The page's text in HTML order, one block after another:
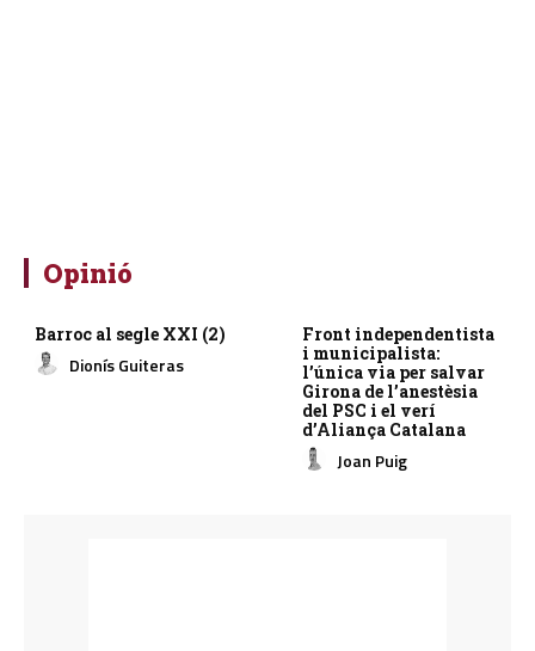
Opinió
Barroc al segle XXI (2)
Dionís Guiteras
Front independentista
i municipalista:
l’única via per salvar
Girona de l’anestèsia
del PSC i el verí
d’Aliança Catalana
Joan Puig